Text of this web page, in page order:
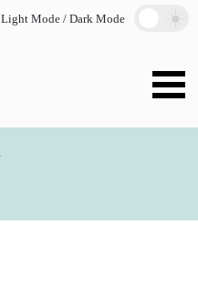
Light Mode / Dark Mode